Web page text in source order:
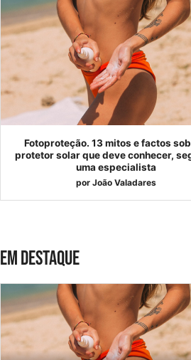
Fotoproteção. 13 mitos e factos
protetor solar que deve conhecer,
uma especialista
por João Valadares
EM DESTAQUE